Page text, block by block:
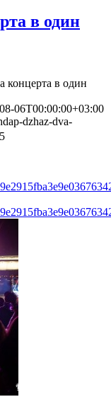
в один
концерта в один
06T00:00:00+03:00
dzhaz-dva-